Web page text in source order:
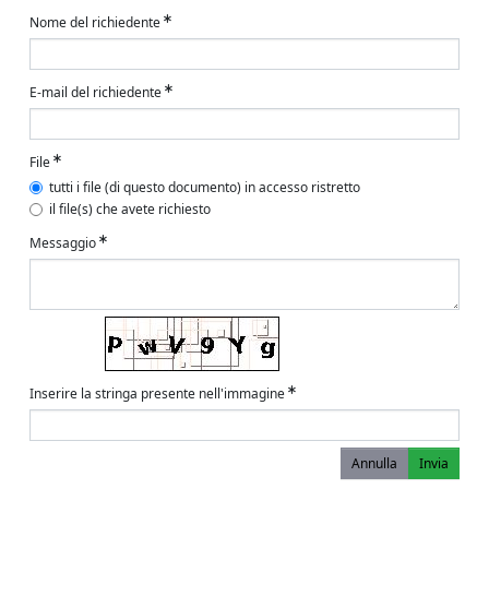
Nome del richiedente
E-mail del richiedente
File
tutti i file (di questo documento) in accesso ristretto
il file(s) che avete richiesto
Messaggio
Inserire la stringa presente nell'immagine
Annulla Invia